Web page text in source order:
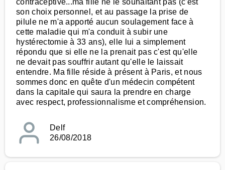
contraceptive...ma fille ne le souhaitant pas (c'est
son choix personnel, et au passage la prise de
pilule ne m'a apporté aucun soulagement face à
cette maladie qui m'a conduit à subir une
hystérectomie à 33 ans), elle lui a simplement
répondu que si elle ne la prenait pas c'est qu'elle
ne devait pas souffrir autant qu'elle le laissait
entendre. Ma fille réside à présent à Paris, et nous
sommes donc en quête d'un médecin compétent
dans la capitale qui saura la prendre en charge
avec respect, professionnalisme et compréhension.
Delf
26/08/2018